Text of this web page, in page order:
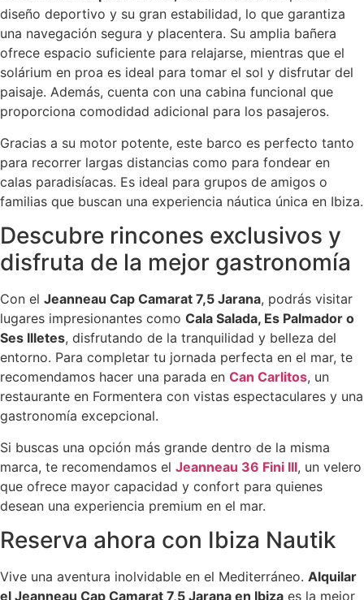
diseño deportivo y su gran estabilidad, lo que garantiza
una navegación segura y placentera. Su amplia bañera
ofrece espacio suficiente para relajarse, mientras que el
solárium en proa es ideal para tomar el sol y disfrutar del
paisaje. Además, cuenta con una cabina funcional que
proporciona comodidad adicional para los pasajeros.
Gracias a su motor potente, este barco es perfecto tanto
para recorrer largas distancias como para fondear en
calas paradisíacas. Es ideal para grupos de amigos o
familias que buscan una experiencia náutica única en Ibiza.
Descubre rincones exclusivos y
disfruta de la mejor gastronomía
Con el Jeanneau Cap Camarat 7,5 Jarana, podrás visitar
lugares impresionantes como Cala Salada, Es Palmador o
Ses Illetes, disfrutando de la tranquilidad y belleza del
entorno. Para completar tu jornada perfecta en el mar, te
recomendamos hacer una parada en Can Carlitos, un
restaurante en Formentera con vistas espectaculares y una
gastronomía excepcional.
Si buscas una opción más grande dentro de la misma
marca, te recomendamos el Jeanneau 36 Fini III, un velero
que ofrece mayor capacidad y confort para quienes
desean una experiencia premium en el mar.
Reserva ahora con Ibiza Nautik
Vive una aventura inolvidable en el Mediterráneo. Alquilar
el Jeanneau Cap Camarat 7,5 Jarana en Ibiza es la mejor